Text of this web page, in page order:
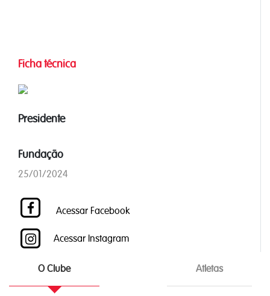
Ficha técnica
Presidente
Fundação
25/01/2024
Acessar Facebook
Acessar Instagram
O Clube Atletas